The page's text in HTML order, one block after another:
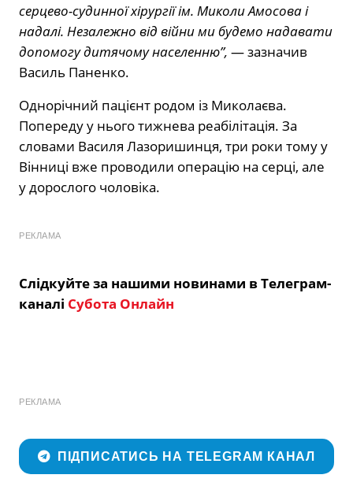
серцево-судинної хірургії ім. Миколи Амосова і
надалі. Незалежно від війни ми будемо надавати
допомогу дитячому населенню”, — зазначив
Василь Паненко.
Однорічний пацієнт родом із Миколаєва.
Попереду у нього тижнева реабілітація. За
словами Василя Лазоришинця, три роки тому у
Вінниці вже проводили операцію на серці, але
у дорослого чоловіка.
РЕКЛАМА
Слідкуйте за нашими новинами в Телеграм-
каналі Субота Онлайн
РЕКЛАМА
ПІДПИСАТИСЬ НА TELEGRAM КАНАЛ